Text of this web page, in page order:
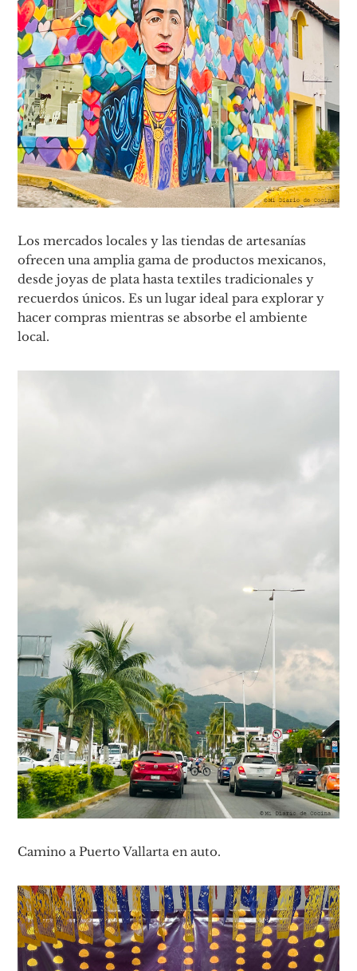
Los mercados locales y las tiendas de artesanías
ofrecen una amplia gama de productos mexicanos,
desde joyas de plata hasta textiles tradicionales y
recuerdos únicos. Es un lugar ideal para explorar y
hacer compras mientras se absorbe el ambiente
local.
Camino a Puerto Vallarta en auto.